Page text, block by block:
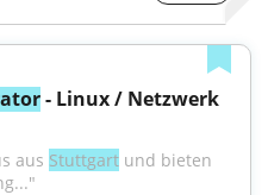
- Linux / Netzwerk
aus Stuttgart und bieten